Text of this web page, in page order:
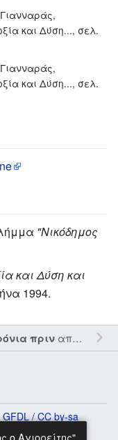
και Δύση..., σελ.
και Δύση..., σελ.
"Νικόδημος
και Δύση και
1994.
πριναπό τον την
GFDL / CC by-sa